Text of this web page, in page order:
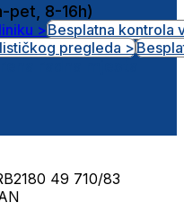
pet, 8-16h)
>Besplatna kontrola
pregleda >
49 710/83